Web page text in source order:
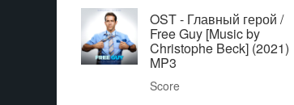
OST - Главный герой /
Free Guy [Music by
Christophe Beck] (2021)
MP3
Score